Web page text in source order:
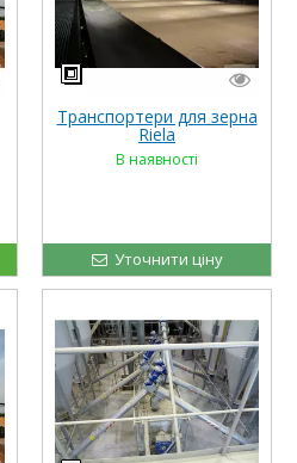
Транспортери для зерна
Riela
В наявності
Уточнити ціну